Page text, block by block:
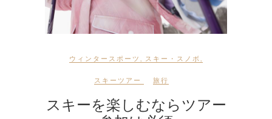
ウィンタースポーツ スキー・スノボ
スキーツアー 旅行
スキーを楽しむならツアー